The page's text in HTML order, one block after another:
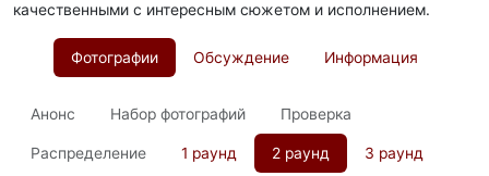
качественными с интересным сюжетом и исполнением.
Фотографии Обсуждение Информация
Анонс Набор фотографий Проверка
Распределение 1 раунд 2 раунд 3 раунд